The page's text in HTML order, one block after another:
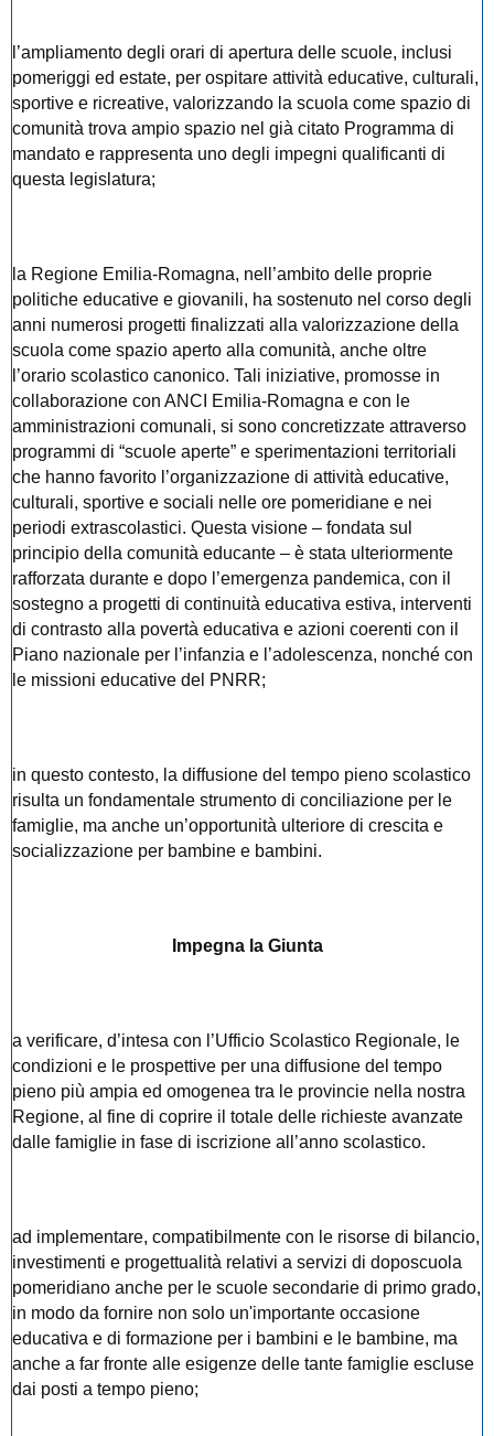
l’ampliamento degli orari di apertura delle scuole, inclusi
pomeriggi ed estate, per ospitare attività educative, culturali,
sportive e ricreative, valorizzando la scuola come spazio di
comunità trova ampio spazio nel già citato Programma di
mandato e rappresenta uno degli impegni qualificanti di
questa legislatura;
la Regione Emilia-Romagna, nell’ambito delle proprie
politiche educative e giovanili, ha sostenuto nel corso degli
anni numerosi progetti finalizzati alla valorizzazione della
scuola come spazio aperto alla comunità, anche oltre
l’orario scolastico canonico. Tali iniziative, promosse in
collaborazione con ANCI Emilia-Romagna e con le
amministrazioni comunali, si sono concretizzate attraverso
programmi di “scuole aperte” e sperimentazioni territoriali
che hanno favorito l’organizzazione di attività educative,
culturali, sportive e sociali nelle ore pomeridiane e nei
periodi extrascolastici. Questa visione – fondata sul
principio della comunità educante – è stata ulteriormente
rafforzata durante e dopo l’emergenza pandemica, con il
sostegno a progetti di continuità educativa estiva, interventi
di contrasto alla povertà educativa e azioni coerenti con il
Piano nazionale per l’infanzia e l’adolescenza, nonché con
le missioni educative del PNRR;
in questo contesto, la diffusione del tempo pieno scolastico
risulta un fondamentale strumento di conciliazione per le
famiglie, ma anche un’opportunità ulteriore di crescita e
socializzazione per bambine e bambini.
Impegna la Giunta
a verificare, d’intesa con l’Ufficio Scolastico Regionale, le
condizioni e le prospettive per una diffusione del tempo
pieno più ampia ed omogenea tra le provincie nella nostra
Regione, al fine di coprire il totale delle richieste avanzate
dalle famiglie in fase di iscrizione all’anno scolastico.
ad implementare, compatibilmente con le risorse di bilancio,
investimenti e progettualità relativi a servizi di doposcuola
pomeridiano anche per le scuole secondarie di primo grado,
in modo da fornire non solo un'importante occasione
educativa e di formazione per i bambini e le bambine, ma
anche a far fronte alle esigenze delle tante famiglie escluse
dai posti a tempo pieno;